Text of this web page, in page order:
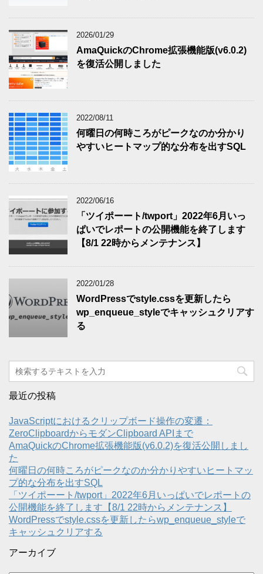
2026/01/29
AmaQuickのChrome拡張機能版(v6.0.2)
を復活公開しました
2022/08/11
何曜日の何時ころがピークなのか分かり
やすいヒートマップ的な分布を出すSQL
2022/06/16
「ツイポーート/twport」2022年6月いっ
ぱいでレポートの公開機能を終了します
【8/1 22時からメンテナンス】
2022/01/28
WordPressでstyle.cssを更新したら
wp_enqueue_styleでキャッシュクリアす
る
最近の投稿
JavaScriptにおけるクリップボード操作の変遷：
ZeroClipboardからモダンClipboard APIまで
AmaQuickのChrome拡張機能版(v6.0.2)を復活公開しまし
た
何曜日の何時ころがピークなのか分かりやすいヒートマッ
プ的な分布を出すSQL
「ツイポーート/twport」2022年6月いっぱいでレポートの
公開機能を終了します【8/1 22時からメンテナンス】
WordPressでstyle.cssを更新したらwp_enqueue_styleで
キャッシュクリアする
アーカイブ